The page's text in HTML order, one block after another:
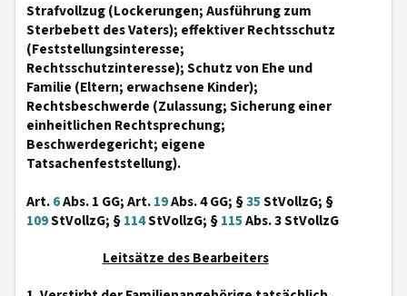
Strafvollzug (Lockerungen; Ausführung zum
Sterbebett des Vaters); effektiver Rechtsschutz
(Feststellungsinteresse;
Rechtsschutzinteresse); Schutz von Ehe und
Familie (Eltern; erwachsene Kinder);
Rechtsbeschwerde (Zulassung; Sicherung einer
einheitlichen Rechtsprechung;
Beschwerdegericht; eigene
Tatsachenfeststellung).
Art.6Abs. 1 GG; Art.19Abs. 4 GG; §35StVollzG; §
109StVollzG; §114StVollzG; §115Abs. 3 StVollzG
Leitsätze des Bearbeiters